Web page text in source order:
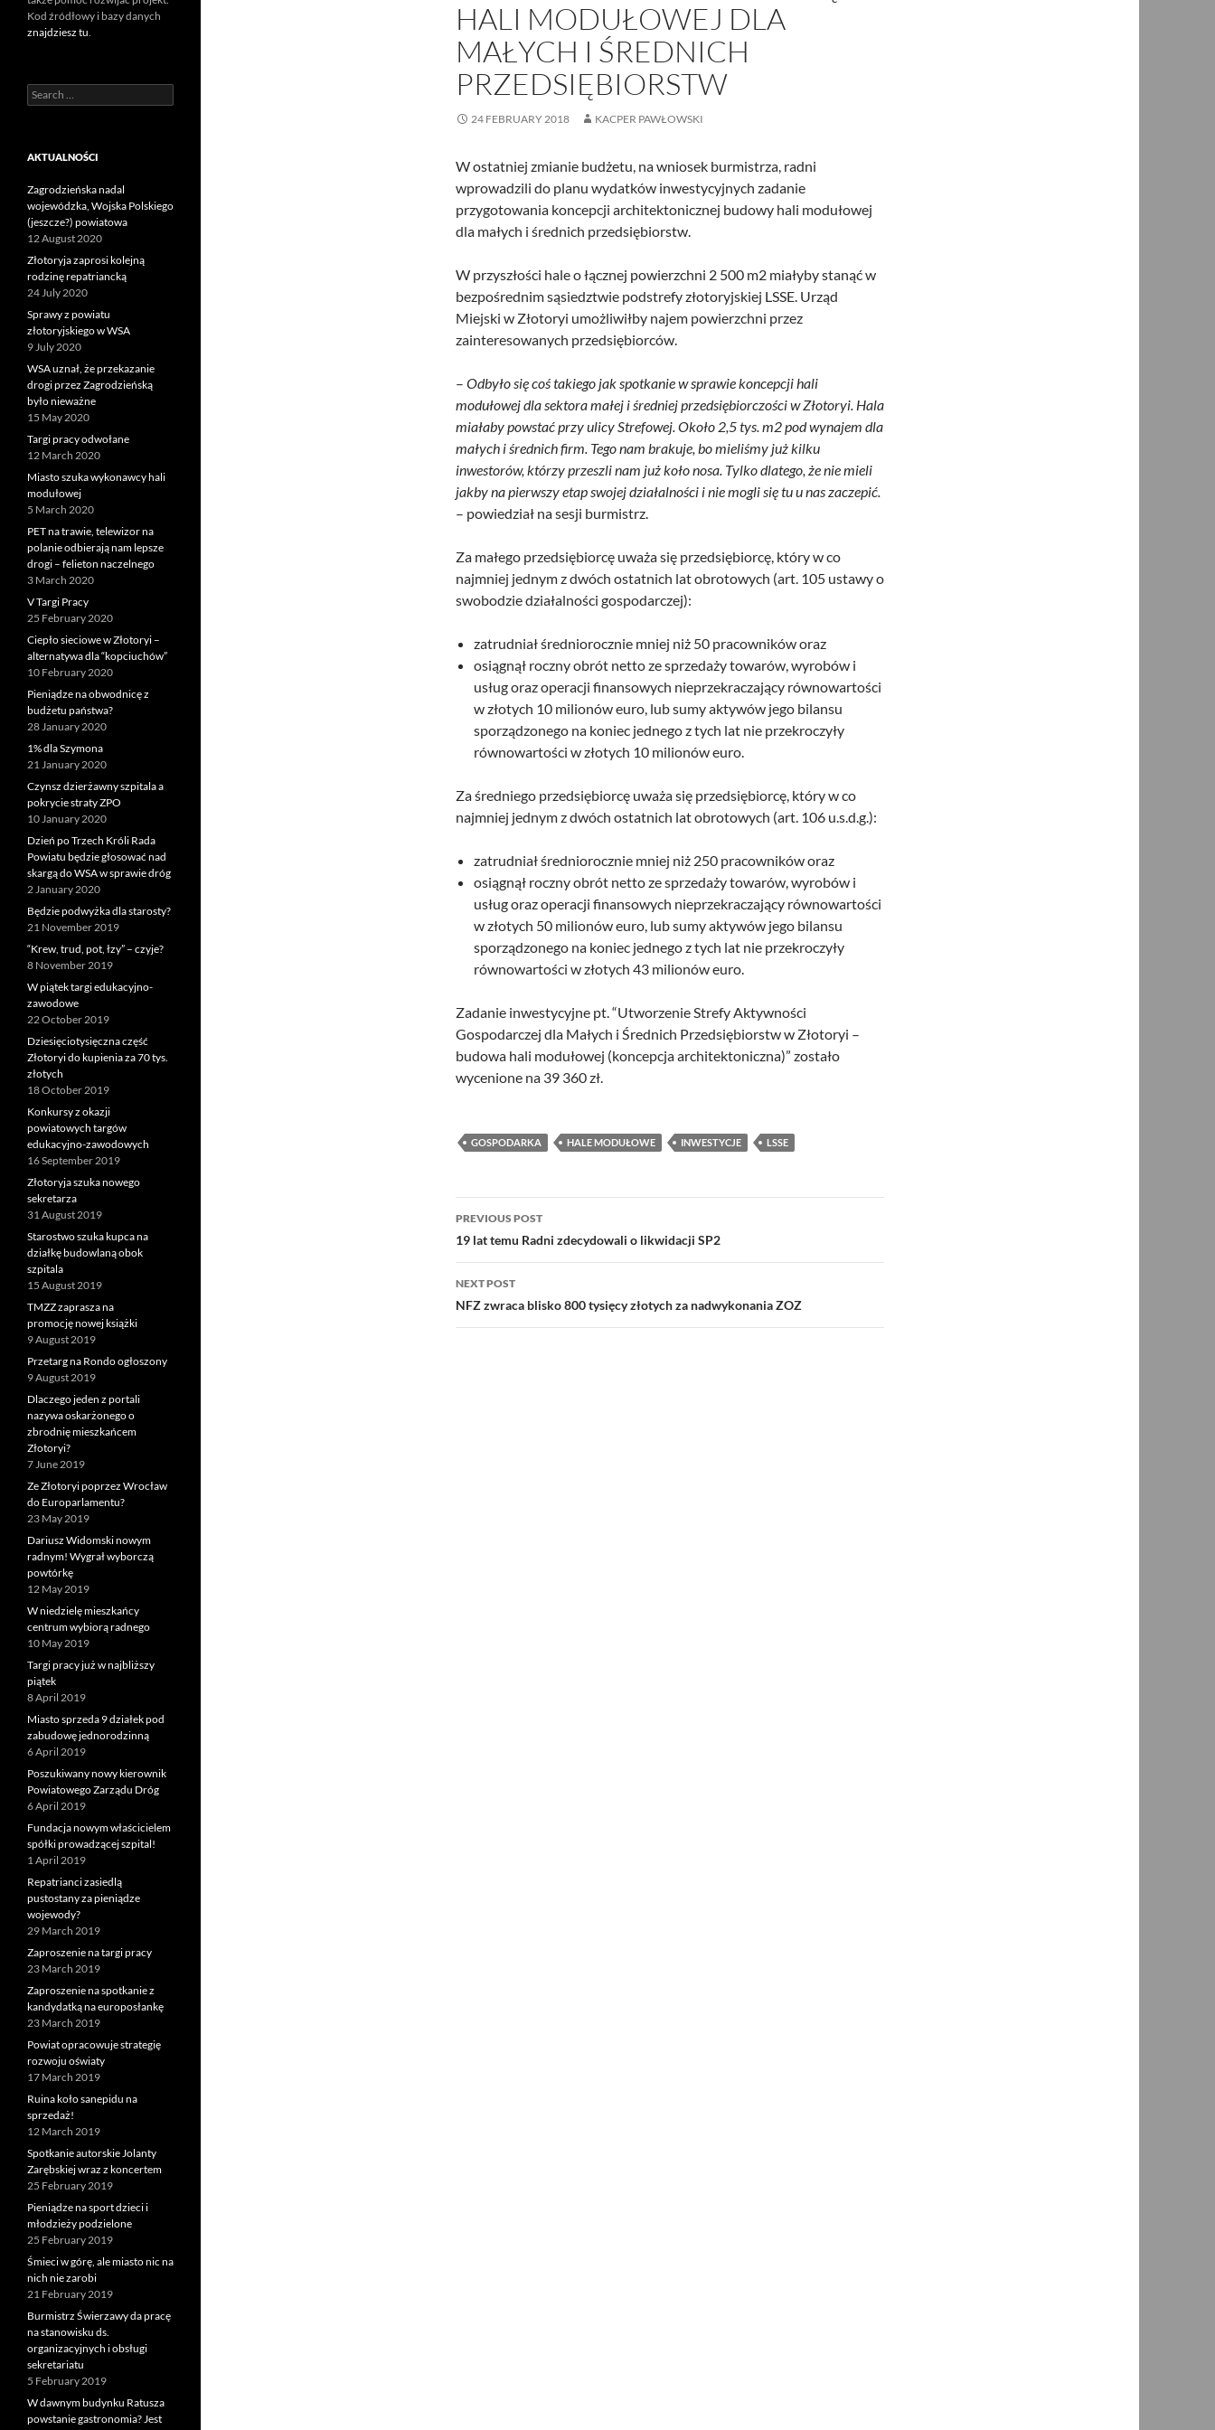
HALI MODUŁOWEJ DLA
MAŁYCH I ŚREDNICH
PRZEDSIĘBIORSTW
24 FEBRUARY 2018 KACPER PAWŁOWSKI
W ostatniej zmianie budżetu, na wniosek burmistrza, radni
wprowadzili do planu wydatków inwestycyjnych zadanie
przygotowania koncepcji architektonicznej budowy hali modułowej
dla małych i średnich przedsiębiorstw.
W przyszłości hale o łącznej powierzchni 2 500 m2 miałyby stanąć w
bezpośrednim sąsiedztwie podstrefy złotoryjskiej LSSE. Urząd
Miejski w Złotoryi umożliwiłby najem powierzchni przez
zainteresowanych przedsiębiorców.
– Odbyło się coś takiego jak spotkanie w sprawie koncepcji hali
modułowej dla sektora małej i średniej przedsiębiorczości w Złotoryi. Hala
miałaby powstać przy ulicy Strefowej. Około 2,5 tys. m2 pod wynajem dla
małych i średnich firm. Tego nam brakuje, bo mieliśmy już kilku
inwestorów, którzy przeszli nam już koło nosa. Tylko dlatego, że nie mieli
jakby na pierwszy etap swojej działalności i nie mogli się tu u nas zaczepić.
– powiedział na sesji burmistrz.
Za małego przedsiębiorcę uważa się przedsiębiorcę, który w co
najmniej jednym z dwóch ostatnich lat obrotowych (art. 105 ustawy o
swobodzie działalności gospodarczej):
zatrudniał średniorocznie mniej niż 50 pracowników oraz
osiągnął roczny obrót netto ze sprzedaży towarów, wyrobów i
usług oraz operacji finansowych nieprzekraczający równowartości
w złotych 10 milionów euro, lub sumy aktywów jego bilansu
sporządzonego na koniec jednego z tych lat nie przekroczyły
równowartości w złotych 10 milionów euro.
Za średniego przedsiębiorcę uważa się przedsiębiorcę, który w co
najmniej jednym z dwóch ostatnich lat obrotowych (art. 106 u.s.d.g.):
zatrudniał średniorocznie mniej niż 250 pracowników oraz
osiągnął roczny obrót netto ze sprzedaży towarów, wyrobów i
usług oraz operacji finansowych nieprzekraczający równowartości
w złotych 50 milionów euro, lub sumy aktywów jego bilansu
sporządzonego na koniec jednego z tych lat nie przekroczyły
równowartości w złotych 43 milionów euro.
Zadanie inwestycyjne pt. “Utworzenie Strefy Aktywności
Gospodarczej dla Małych i Średnich Przedsiębiorstw w Złotoryi –
budowa hali modułowej (koncepcja architektoniczna)” zostało
wycenione na 39 360 zł.
GOSPODARKA HALE MODUŁOWE INWESTYCJE LSSE
Post
navigation
PREVIOUS POST
19 lat temu Radni zdecydowali o likwidacji SP2
NEXT POST
NFZ zwraca blisko 800 tysięcy złotych za nadwykonania ZOZ
Kod źródłowy i bazy danych
znajdziesz tu.
Search
for:
AKTUALNOŚCI
Zagrodzieńska nadal
wojewódzka, Wojska Polskiego
(jeszcze?) powiatowa
12 August 2020
Złotoryja zaprosi kolejną
rodzinę repatriancką
24 July 2020
Sprawy z powiatu
złotoryjskiego w WSA
9 July 2020
WSA uznał, że przekazanie
drogi przez Zagrodzieńską
było nieważne
15 May 2020
Targi pracy odwołane
12 March 2020
Miasto szuka wykonawcy hali
modułowej
5 March 2020
PET na trawie, telewizor na
polanie odbierają nam lepsze
drogi – felieton naczelnego
3 March 2020
V Targi Pracy
25 February 2020
Ciepło sieciowe w Złotoryi –
alternatywa dla “kopciuchów”
10 February 2020
Pieniądze na obwodnicę z
budżetu państwa?
28 January 2020
1% dla Szymona
21 January 2020
Czynsz dzierżawny szpitala a
pokrycie straty ZPO
10 January 2020
Dzień po Trzech Króli Rada
Powiatu będzie głosować nad
skargą do WSA w sprawie dróg
2 January 2020
Będzie podwyżka dla starosty?
21 November 2019
“Krew, trud, pot, łzy” – czyje?
8 November 2019
W piątek targi edukacyjno-
zawodowe
22 October 2019
Dziesięciotysięczna część
Złotoryi do kupienia za 70 tys.
złotych
18 October 2019
Konkursy z okazji
powiatowych targów
edukacyjno-zawodowych
16 September 2019
Złotoryja szuka nowego
sekretarza
31 August 2019
Starostwo szuka kupca na
działkę budowlaną obok
szpitala
15 August 2019
TMZZ zaprasza na
promocję nowej książki
9 August 2019
Przetarg na Rondo ogłoszony
9 August 2019
Dlaczego jeden z portali
nazywa oskarżonego o
zbrodnię mieszkańcem
Złotoryi?
7 June 2019
Ze Złotoryi poprzez Wrocław
do Europarlamentu?
23 May 2019
Dariusz Widomski nowym
radnym! Wygrał wyborczą
powtórkę
12 May 2019
W niedzielę mieszkańcy
centrum wybiorą radnego
10 May 2019
Targi pracy już w najbliższy
piątek
8 April 2019
Miasto sprzeda 9 działek pod
zabudowę jednorodzinną
6 April 2019
Poszukiwany nowy kierownik
Powiatowego Zarządu Dróg
6 April 2019
Fundacja nowym właścicielem
spółki prowadzącej szpital!
1 April 2019
Repatrianci zasiedlą
pustostany za pieniądze
wojewody?
29 March 2019
Zaproszenie na targi pracy
23 March 2019
Zaproszenie na spotkanie z
kandydatką na europosłankę
23 March 2019
Powiat opracowuje strategię
rozwoju oświaty
17 March 2019
Ruina koło sanepidu na
sprzedaż!
12 March 2019
Spotkanie autorskie Jolanty
Zarębskiej wraz z koncertem
25 February 2019
Pieniądze na sport dzieci i
młodzieży podzielone
25 February 2019
Śmieci w górę, ale miasto nic na
nich nie zarobi
21 February 2019
Burmistrz Świerzawy da pracę
na stanowisku ds.
organizacyjnych i obsługi
sekretariatu
5 February 2019
W dawnym budynku Ratusza
powstanie gastronomia? Jest